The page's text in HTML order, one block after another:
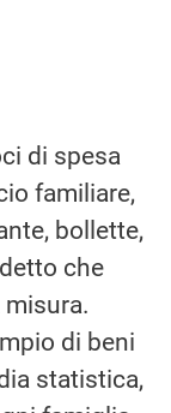
di spesa
familiare,
bollette,
che
misura.
di beni
statistica,